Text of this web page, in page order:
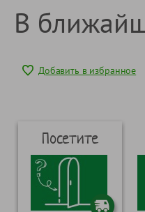
В
Добавить в избранное
Посетите